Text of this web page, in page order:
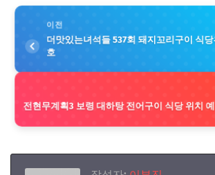
이전
더맛있는녀석들 537회 돼지꼬리구이 식
호
전현무계획3 보령 대하탕 전어구이 식당 위치